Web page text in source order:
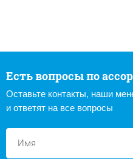
Есть вопросы по
Оставьте контакты, наши
и ответят на все вопросы